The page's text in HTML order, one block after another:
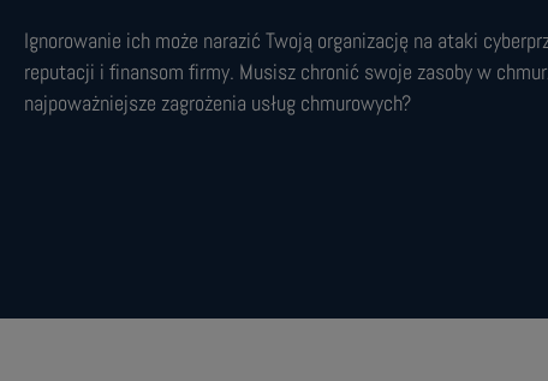
Ignorowanie ich może narazić Twoją organizację na ataki
reputacji i finansom firmy. Musisz chronić swoje zasoby w
najpoważniejsze zagrożenia usług chmurowych?